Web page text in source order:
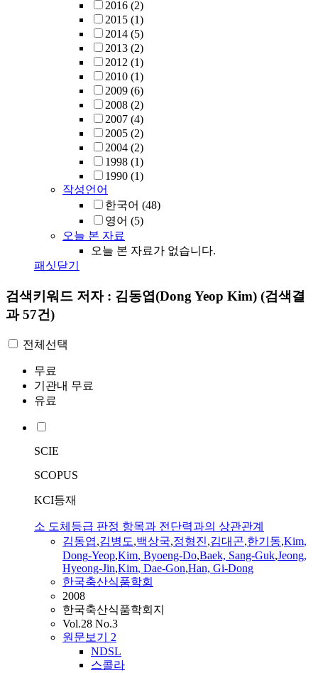
2016 (2)
2015 (1)
2014 (5)
2013 (2)
2012 (1)
2010 (1)
2009 (6)
2008 (2)
2007 (4)
2005 (2)
2004 (2)
1998 (1)
1990 (1)
작성언어
한국어 (48)
영어 (5)
오늘 본 자료
오늘 본 자료가 없습니다.
패싯닫기
검색키워드 저자 : 김동엽(Dong Yeop Kim) (검색결
과 57건)
전체선택
무료
기관내 무료
유료
SCIE
SCOPUS
KCI등재
소 도체등급 판정 항목과 전단력과의 상관관계
김동엽,김병도,백상국,정형진,김대곤,한기동,Kim,
Dong-Yeop,Kim, Byoeng-Do,Baek, Sang-Guk,Jeong,
Hyeong-Jin,Kim, Dae-Gon,Han, Gi-Dong
한국축산식품학회
2008
한국축산식품학회지
Vol.28 No.3
원문보기 2
NDSL
스콜라